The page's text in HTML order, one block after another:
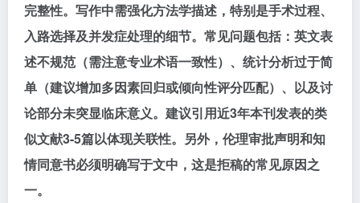
完整性。写作中需强化方法学描述 ，特别是手术过程、
入路选择及并发症处理的细节。常见问题包括： 英文表
述不规范 （需注意专业术语一致性）、 统计分析过于简
单（建议增加多因素回归或倾向性评分匹配）、以及讨
论部分未突显临床意义。建议引用近3年本刊发表的类
似文献3-5篇以体现关联性。另外， 伦理审批声明和知
情同意书必须明确写于文中，这是拒稿的常见原因之
一。